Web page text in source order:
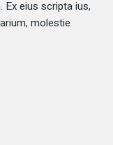
Ex eius scripta ius,
molestie